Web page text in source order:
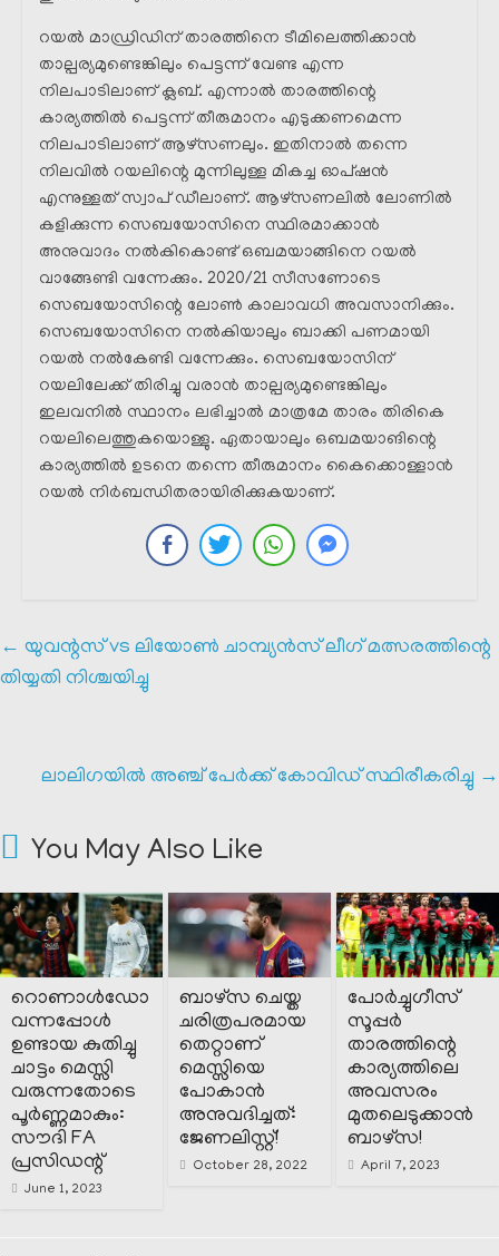
റയൽ മാഡ്രിഡിന് താരത്തിനെ ടീമിലെത്തിക്കാൻ
താല്പര്യമുണ്ടെങ്കിലും പെട്ടന്ന് വേണ്ട എന്ന
നിലപാടിലാണ് ക്ലബ്‌. എന്നാൽ താരത്തിന്റെ
കാര്യത്തിൽ പെട്ടന്ന് തീരുമാനം എടുക്കണമെന്ന
നിലപാടിലാണ് ആഴ്‌സണലും. ഇതിനാൽ തന്നെ
നിലവിൽ റയലിന്റെ മുന്നിലുള്ള മികച്ച ഓപ്ഷൻ
എന്നുള്ളത് സ്വാപ് ഡീലാണ്. ആഴ്‌സണലിൽ ലോണിൽ
കളിക്കുന്ന സെബയോസിനെ സ്ഥിരമാക്കാൻ
അനുവാദം നൽകികൊണ്ട് ഒബമയാങ്ങിനെ റയൽ
വാങ്ങേണ്ടി വന്നേക്കും. 2020/21 സീസണോടെ
സെബയോസിന്റെ ലോൺ കാലാവധി അവസാനിക്കും.
സെബയോസിനെ നൽകിയാലും ബാക്കി പണമായി
റയൽ നൽകേണ്ടി വന്നേക്കും. സെബയോസിന്
റയലിലേക്ക് തിരിച്ചു വരാൻ താല്പര്യമുണ്ടെങ്കിലും
ഇലവനിൽ സ്ഥാനം ലഭിച്ചാൽ മാത്രമേ താരം തിരികെ
റയലിലെത്തുകയൊള്ളു. ഏതായാലും ഒബമയാങിന്റെ
കാര്യത്തിൽ ഉടനെ തന്നെ തീരുമാനം കൈക്കൊള്ളാൻ
റയൽ നിർബന്ധിതരായിരിക്കുകയാണ്.
← യുവന്റസ് vs ലിയോൺ ചാമ്പ്യൻസ് ലീഗ് മത്സരത്തിന്റെ
തിയ്യതി നിശ്ചയിച്ചു
ലാലിഗയിൽ അഞ്ച് പേർക്ക് കോവിഡ് സ്ഥിരീകരിച്ചു →
You May Also Like
റൊണാൾഡോ
വന്നപ്പോൾ
ഉണ്ടായ കുതിച്ചു
ചാട്ടം മെസ്സി
വരുന്നതോടെ
പൂർണ്ണമാകും:
സൗദി FA
പ്രസിഡന്റ്‌
June 1, 2023
ബാഴ്സ ചെയ്ത
ചരിത്രപരമായ
തെറ്റാണ്
മെസ്സിയെ
പോകാൻ
അനുവദിച്ചത്:
ജേണലിസ്റ്റ്!
October 28, 2022
പോർച്ചുഗീസ്
സൂപ്പർ
താരത്തിന്റെ
കാര്യത്തിലെ
അവസരം
മുതലെടുക്കാൻ
ബാഴ്സ!
April 7, 2023